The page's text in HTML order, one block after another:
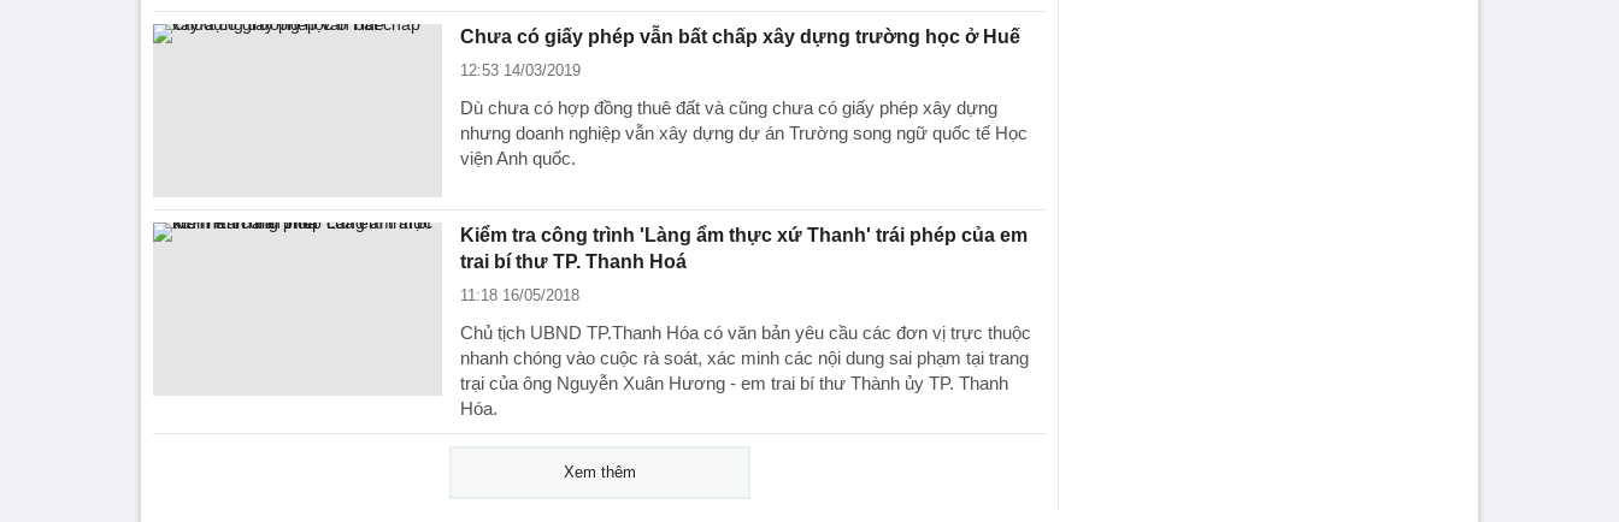
Chưa có giấy phép vẫn bất chấp xây dựng trường học ở Huế
12:53 14/03/2019
Dù chưa có hợp đồng thuê đất và cũng chưa có giấy phép xây dựng
nhưng doanh nghiệp vẫn xây dựng dự án Trường song ngữ quốc tế Học
viện Anh quốc.
Kiểm tra công trình 'Làng ẩm thực xứ Thanh' trái phép của em
trai bí thư TP. Thanh Hoá
11:18 16/05/2018
Chủ tịch UBND TP.Thanh Hóa có văn bản yêu cầu các đơn vị trực thuộc
nhanh chóng vào cuộc rà soát, xác minh các nội dung sai phạm tại trang
trại của ông Nguyễn Xuân Hương - em trai bí thư Thành ủy TP. Thanh
Hóa.
Xem thêm